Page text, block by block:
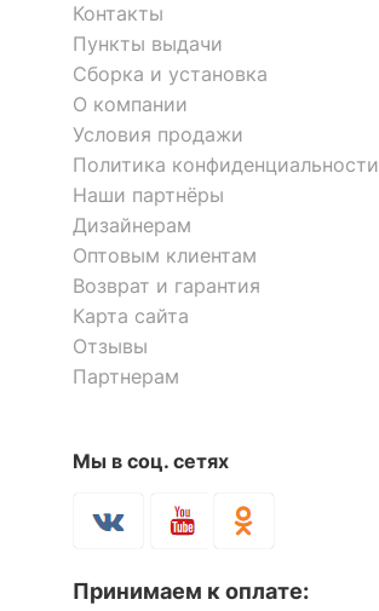
Контакты
Пункты выдачи
Сборка и установка
О компании
Условия продажи
Политика конфиденциальности
Наши партнёры
Дизайнерам
Оптовым клиентам
Возврат и гарантия
Карта сайта
Отзывы
Партнерам
Мы в соц. сетях
Принимаем к оплате: